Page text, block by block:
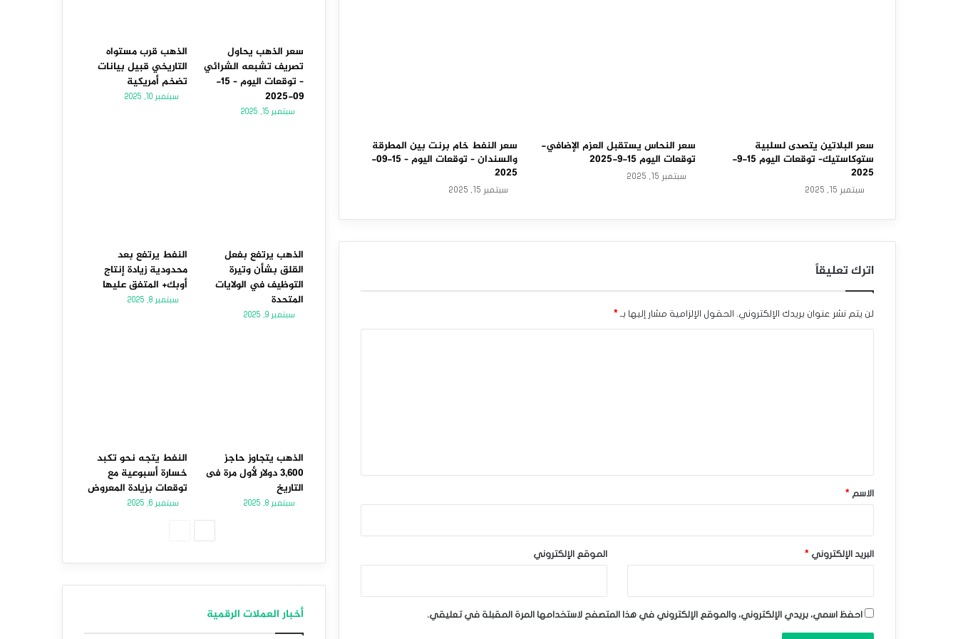
ي
ح
ا
و
ل
ت
ص
ح
ت
ج
ا
ه
ا
ل
سعر البلاتين يتصدى لسلبية
ستوكاستيك– توقعات اليوم 15-9-
2025
سبتمبر 15, 2025
سعر النحاس يستقبل العزم الإضافي-
توقعات اليوم 15-9-2025
سبتمبر 15, 2025
سعر النفط خام برنت بين المطرقة
والسندان – توقعات اليوم – 15-09-
2025
سبتمبر 15, 2025
اترك تعليقاً
لن يتم نشر عنوان بريدك الإلكتروني. الحقول الإلزامية مشار إليها بـ *
*الاسم *
البريد الإلكتروني * الموقع الإلكتروني
احفظ اسمي، بريدي الإلكتروني، والموقع الإلكتروني في هذا المتصفح لاستخدامها المرة المقبلة في تعليقي.
سعر الذهب يحاول
تصريف تشبعه الشرائي
– توقعات اليوم – 15-
09-2025
سبتمبر 15, 2025
الذهب قرب مستواه
التاريخي قبيل بيانات
تضخم أمريكية
سبتمبر 10, 2025
الذهب يرتفع بفعل
القلق بشأن وتيرة
التوظيف في الولايات
المتحدة
سبتمبر 9, 2025
النفط يرتفع بعد
محدودية زيادة إنتاج
أوبك+ المتفق عليها
سبتمبر 8, 2025
الذهب يتجاوز حاجز
3,600 دولار لأول مرة فى
التاريخ
سبتمبر 8, 2025
النفط يتجه نحو تكبد
خسارة أسبوعية مع
توقعات بزيادة المعروض
سبتمبر 6, 2025
أخبار العملات الرقمية